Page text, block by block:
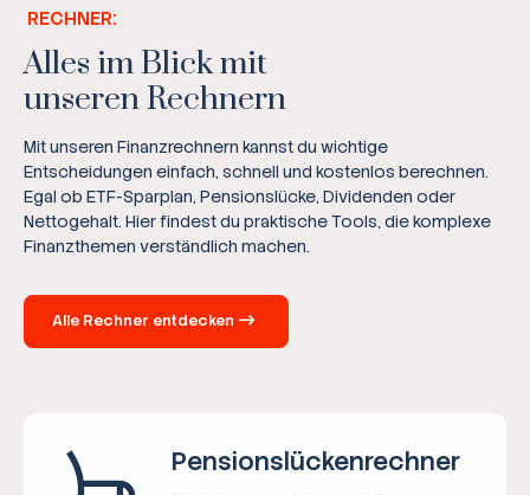
RECHNER:
Alles im Blick mit
unseren Rechnern
Mit unseren Finanzrechnern kannst du wichtige
Entscheidungen einfach, schnell und kostenlos berechnen.
Egal ob ETF-Sparplan, Pensionslücke, Dividenden oder
Nettogehalt. Hier findest du praktische Tools, die komplexe
Finanzthemen verständlich machen.
Alle Rechner entdecken
Pensions­lücken­rechner